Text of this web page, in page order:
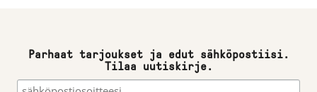
Parhaat tarjoukset ja edut sähköpostiisi.
Tilaa uutiskirje.